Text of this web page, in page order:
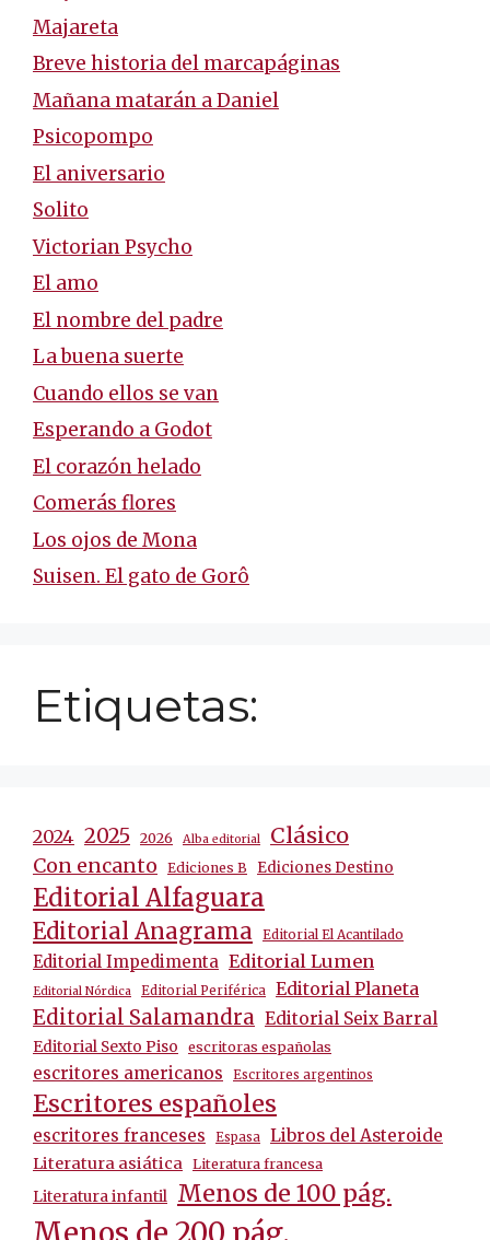
Majareta
Breve historia del marcapáginas
Mañana matarán a Daniel
Psicopompo
El aniversario
Solito
Victorian Psycho
El amo
El nombre del padre
La buena suerte
Cuando ellos se van
Esperando a Godot
El corazón helado
Comerás flores
Los ojos de Mona
Suisen. El gato de Gorô
Etiquetas:
2024 2025 2026 Alba editorial Clásico
Con encanto Ediciones B Ediciones Destino
Editorial Alfaguara
Editorial Anagrama Editorial El Acantilado
Editorial Impedimenta Editorial Lumen
Editorial Nórdica Editorial Periférica Editorial Planeta
Editorial Salamandra Editorial Seix Barral
Editorial Sexto Piso escritoras españolas
escritores americanos Escritores argentinos
Escritores españoles
escritores franceses Espasa Libros del Asteroide
Literatura asiática Literatura francesa
Literatura infantil Menos de 100 pág.